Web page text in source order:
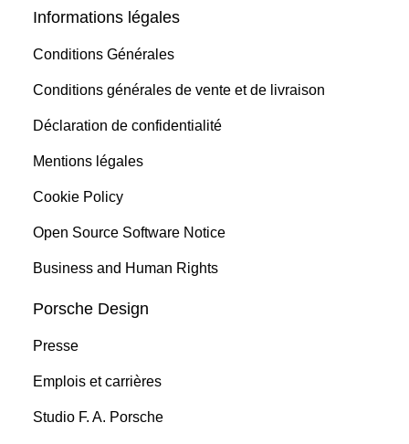
Informations légales
Conditions Générales
Conditions générales de vente et de livraison
Déclaration de confidentialité
Mentions légales
Cookie Policy
Open Source Software Notice
Business and Human Rights
Porsche Design
Presse
Emplois et carrières
Studio F. A. Porsche